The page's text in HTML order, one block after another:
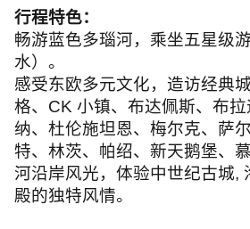
行程特色：
畅游蓝色多瑙河，乘坐五星级
水）。
感受东欧多元文化，造访经典
格、 CK 小镇、布达佩斯、布
纳、杜伦施坦恩、梅尔克、萨
特、林茨、帕绍、新天鹅堡、
河沿岸风光，体验中世纪古城,
殿的独特风情。